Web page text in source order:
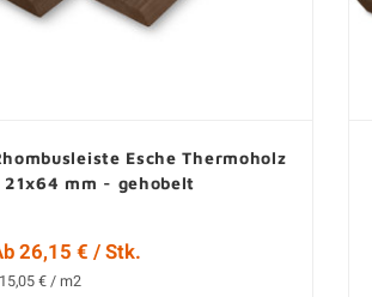
Esche Thermoholz
21x64 mm - gehobelt
26,15 € / Stk.
€ / m2